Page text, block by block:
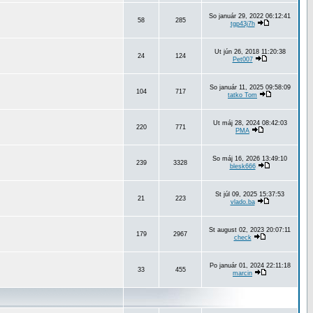
58 285
So január 29, 2022 06:12:41
tgp43j7h
24 124
Ut jún 26, 2018 11:20:38
Pet007
104 717
So január 11, 2025 09:58:09
tatko Tom
220 771
Ut máj 28, 2024 08:42:03
PMA
239 3328
So máj 16, 2026 13:49:10
blesk666
21 223
St júl 09, 2025 15:37:53
vlado.ba
179 2967
St august 02, 2023 20:07:11
check
33 455
Po január 01, 2024 22:11:18
marcin